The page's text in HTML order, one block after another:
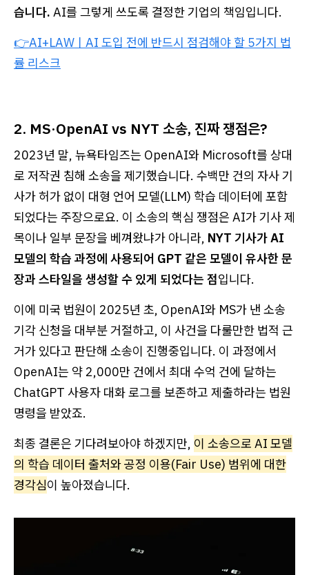
습니다. AI를 그렇게 쓰도록 결정한 기업의 책임입니다.
👉AI+LAWㅣAI 도입 전에 반드시 점검해야 할 5가지 법
률 리스크
2. MS·OpenAI vs NYT 소송, 진짜 쟁점은?
2023년 말, 뉴욕타임즈는 OpenAI와 Microsoft를 상대
로 저작권 침해 소송을 제기했습니다. 수백만 건의 자사 기
사가 허가 없이 대형 언어 모델(LLM) 학습 데이터에 포함
되었다는 주장으로요. 이 소송의 핵심 쟁점은 AI가 기사 제
목이나 일부 문장을 베껴왔냐가 아니라, NYT 기사가 AI
모델의 학습 과정에 사용되어 GPT 같은 모델이 유사한 문
장과 스타일을 생성할 수 있게 되었다는 점입니다.
이에 미국 법원이 2025년 초, OpenAI와 MS가 낸 소송
기각 신청을 대부분 거절하고, 이 사건을 다룰만한 법적 근
거가 있다고 판단해 소송이 진행중입니다. 이 과정에서
OpenAI는 약 2,000만 건에서 최대 수억 건에 달하는
ChatGPT 사용자 대화 로그를 보존하고 제출하라는 법원
명령을 받았죠.
최종 결론은 기다려보아야 하겠지만, 이 소송으로 AI 모델
의 학습 데이터 출처와 공정 이용(Fair Use) 범위에 대한
경각심이 높아졌습니다.